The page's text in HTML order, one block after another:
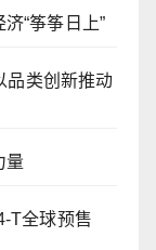
“筝筝日上”
品类创新推动
量
T全球预售